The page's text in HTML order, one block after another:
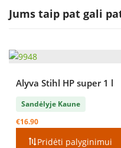
Jums taip pat gali
Alyva Stihl HP super 1 l
Sandėlyje Kaune
€16.90
Pridėti palyginimui